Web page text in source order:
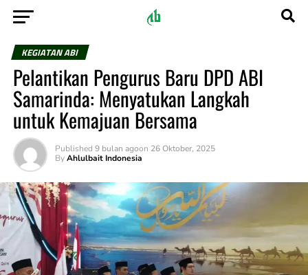
KEGIATAN ABI
Pelantikan Pengurus Baru DPD ABI
Samarinda: Menyatukan Langkah
untuk Kemajuan Bersama
Published 9 bulan agoon 26 Oktober, 2025
By Ahlulbait Indonesia